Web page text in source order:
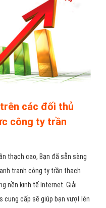
các đối thủ
công ty trần
thạch cao, Bạn đã sẵn sàng
tranh công ty trần thạch
nền kinh tế Internet. Giải
cung cấp sẽ giúp bạn vượt lên